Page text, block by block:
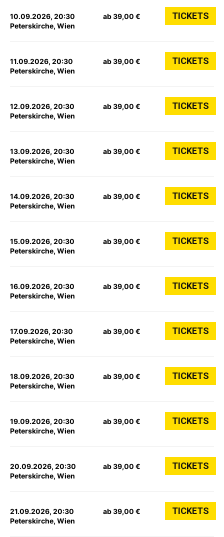
10.09.2026, 20:30
Peterskirche, Wien
ab 39,00 € TICKETS
11.09.2026, 20:30
Peterskirche, Wien
ab 39,00 € TICKETS
12.09.2026, 20:30
Peterskirche, Wien
ab 39,00 € TICKETS
13.09.2026, 20:30
Peterskirche, Wien
ab 39,00 € TICKETS
14.09.2026, 20:30
Peterskirche, Wien
ab 39,00 € TICKETS
15.09.2026, 20:30
Peterskirche, Wien
ab 39,00 € TICKETS
16.09.2026, 20:30
Peterskirche, Wien
ab 39,00 € TICKETS
17.09.2026, 20:30
Peterskirche, Wien
ab 39,00 € TICKETS
18.09.2026, 20:30
Peterskirche, Wien
ab 39,00 € TICKETS
19.09.2026, 20:30
Peterskirche, Wien
ab 39,00 € TICKETS
20.09.2026, 20:30
Peterskirche, Wien
ab 39,00 € TICKETS
21.09.2026, 20:30
Peterskirche, Wien
ab 39,00 € TICKETS